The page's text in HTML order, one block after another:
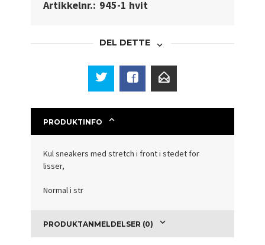
Artikkelnr.: 945-1 hvit
DEL DETTE
PRODUKTINFO
Kul sneakers med stretch i front i stedet for
lisser,
Normal i str
PRODUKTANMELDELSER (0)